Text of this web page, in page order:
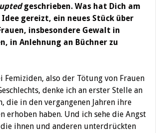
geschrieben. Was hat Dich am
gereizt, ein neues Stück über
insbesondere Gewalt in
in Anlehnung an Büchner zu
Femiziden, also der Tötung von Frauen
denke ich an erster Stelle an
die in den vergangenen Jahren ihre
erhoben haben. Und ich sehe die Angst
ihnen und anderen unterdrückten